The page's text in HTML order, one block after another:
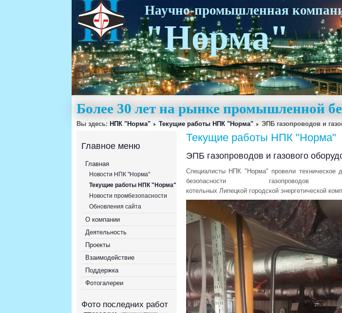
Научно-промышленная
"Норма"
Более 30 лет на рынке промышленной
Вы здесь: НПК "Норма" Текущие работы НПК "Норма" ЭПБ газопроводов и
Главное меню
Главная
Новости НПК "Норма"
Текущие работы НПК "Норма"
Новости промбезопасности
Обновления сайта
О компании
Деятельность
Проекты
Взаимодействие
Поддержка
Фотогалереи
Фото последних работ
Текущие работы НПК "Норма"
ЭПБ газопроводов и газового
Специалисты НПК "Норма" провели техническое
безопасности
котельных Липецкой городской энергетической